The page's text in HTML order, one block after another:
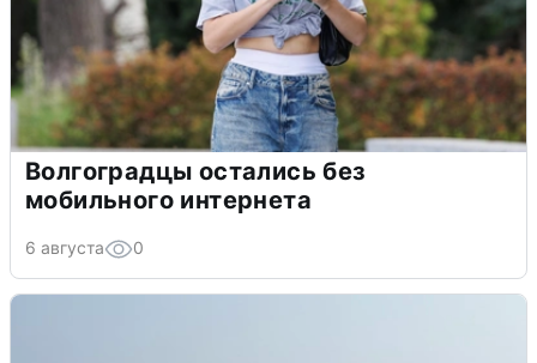
Волгоградцы остались без
мобильного интернета
6 августа 0